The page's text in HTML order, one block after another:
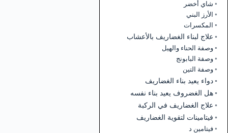
شاي أخضر
الأرز البني
المكسرات
علاج لبناء الغضاريف بالأعشاب
وصفة الحناء والهيل
وصفة البابونج
وصفة التين
دواء يعيد بناء الغضاريف
هل الغضروف يعيد بناء نفسه
علاج الغضاريف في الركبة
فيتامينات لتقوية الغضاريف
فيتامين د